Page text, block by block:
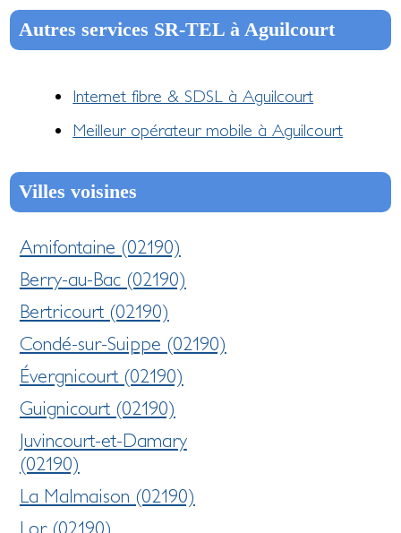
Autres services SR-TEL à Aguilcourt
Internet fibre & SDSL à Aguilcourt
Meilleur opérateur mobile à Aguilcourt
Villes voisines
Amifontaine (02190)
Berry-au-Bac (02190)
Bertricourt (02190)
Condé-sur-Suippe (02190)
Évergnicourt (02190)
Guignicourt (02190)
Juvincourt-et-Damary
(02190)
La Malmaison (02190)
Lor (02190)